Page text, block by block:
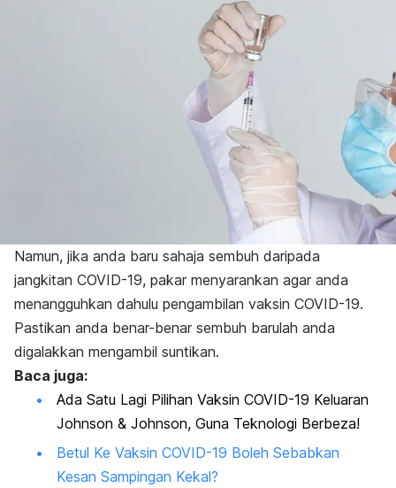
Namun, jika anda baru sahaja sembuh daripada
jangkitan COVID-19, pakar menyarankan agar anda
menangguhkan dahulu pengambilan vaksin COVID-19.
Pastikan anda benar-benar sembuh barulah anda
digalakkan mengambil suntikan.
Baca juga:
Ada Satu Lagi Pilihan Vaksin COVID-19 Keluaran
Johnson & Johnson, Guna Teknologi Berbeza!
Betul Ke Vaksin COVID-19 Boleh Sebabkan
Kesan Sampingan Kekal?